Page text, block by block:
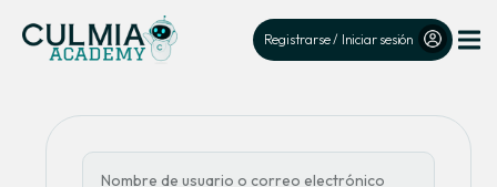
Registrarse / Iniciar sesión